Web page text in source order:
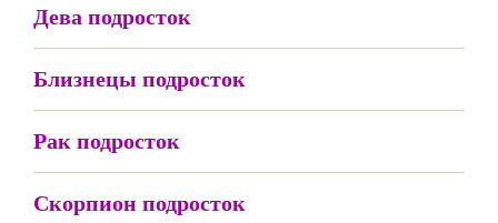
Дева подросток
Близнецы подросток
Рак подросток
Скорпион подросток